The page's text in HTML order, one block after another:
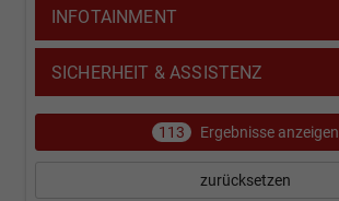
INFOTAINMENT
SICHERHEIT & ASSISTENZ
113 Ergebnisse anzeigen
zurücksetzen